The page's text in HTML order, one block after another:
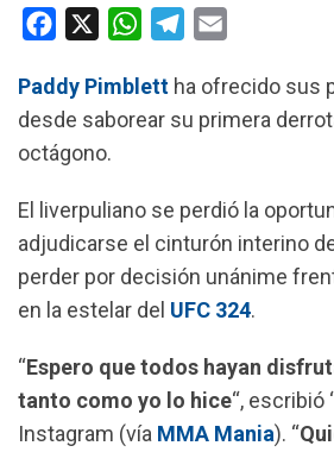
c
e
b
o
k
W
a
t
p
p
l
e
a
m
a
i
Paddy Pimblett ha ofrecido sus
desde saborear su primera
octágono.
El liverpuliano se perdió la
adjudicarse el cinturón interino
perder por decisión unánime
en la estelar del UFC 324.
“Espero que todos hayan
tanto como yo lo hice“, escribió
Instagram (vía MMA Mania). “